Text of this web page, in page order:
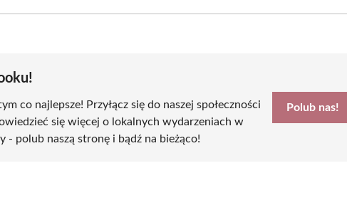
co najlepsze! Przyłącz się do naszej społeczności
się więcej o lokalnych wydarzeniach w
- polub naszą stronę i bądź na bieżąco!
Polub nas!